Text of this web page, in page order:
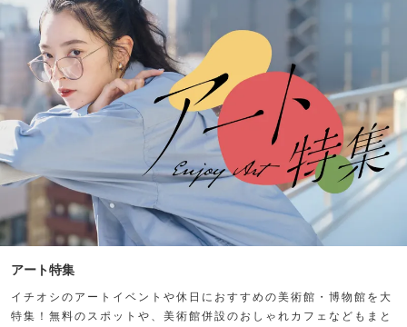
アート特集
イチオシのアートイベントや休日におすすめの美術館・博物館を大
特集！無料のスポットや、美術館併設のおしゃれカフェなどもまと